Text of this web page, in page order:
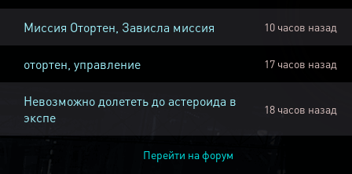
Миссия Отортен, Зависла миссия 10 часов назад
отортен, управление 17 часов назад
Невозможно долететь до астероида в
экспе
18 часов назад
Перейти на форум